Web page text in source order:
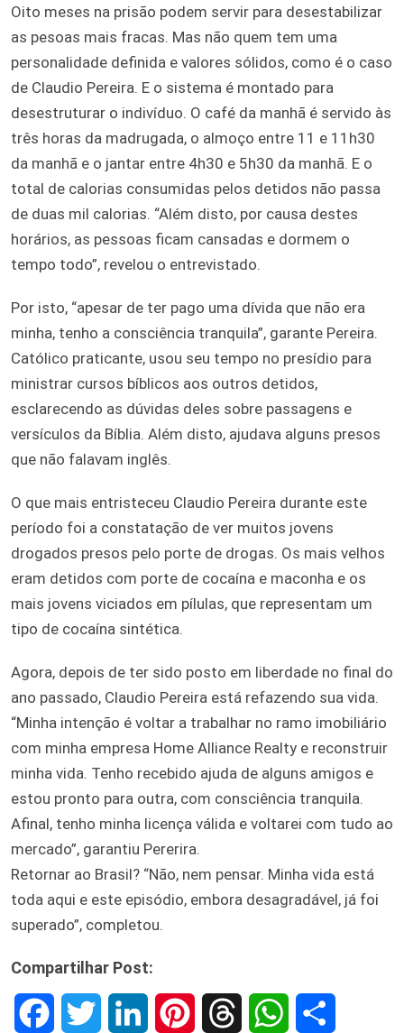
Oito meses na prisão podem servir para desestabilizar
as pesoas mais fracas. Mas não quem tem uma
personalidade definida e valores sólidos, como é o caso
de Claudio Pereira. E o sistema é montado para
desestruturar o indivíduo. O café da manhã é servido às
três horas da madrugada, o almoço entre 11 e 11h30
da manhã e o jantar entre 4h30 e 5h30 da manhã. E o
total de calorias consumidas pelos detidos não passa
de duas mil calorias. “Além disto, por causa destes
horários, as pessoas ficam cansadas e dormem o
tempo todo”, revelou o entrevistado.
Por isto, “apesar de ter pago uma dívida que não era
minha, tenho a consciência tranquila”, garante Pereira.
Católico praticante, usou seu tempo no presídio para
ministrar cursos bíblicos aos outros detidos,
esclarecendo as dúvidas deles sobre passagens e
versículos da Bíblia. Além disto, ajudava alguns presos
que não falavam inglês.
O que mais entristeceu Claudio Pereira durante este
período foi a constatação de ver muitos jovens
drogados presos pelo porte de drogas. Os mais velhos
eram detidos com porte de cocaína e maconha e os
mais jovens viciados em pílulas, que representam um
tipo de cocaína sintética.
Agora, depois de ter sido posto em liberdade no final do
ano passado, Claudio Pereira está refazendo sua vida.
“Minha intenção é voltar a trabalhar no ramo imobiliário
com minha empresa Home Alliance Realty e reconstruir
minha vida. Tenho recebido ajuda de alguns amigos e
estou pronto para outra, com consciência tranquila.
Afinal, tenho minha licença válida e voltarei com tudo ao
mercado”, garantiu Pererira.
Retornar ao Brasil? “Não, nem pensar. Minha vida está
toda aqui e este episódio, embora desagradável, já foi
superado”, completou.
Compartilhar Post: